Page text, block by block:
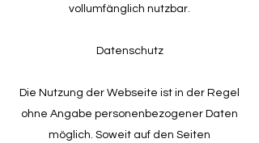
vollumfänglich nutzbar.
Datenschutz
Die Nutzung der Webseite ist in der Regel
ohne Angabe personenbezogener Daten
möglich. Soweit auf den Seiten